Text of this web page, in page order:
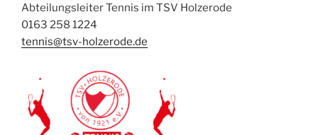
Abteilungsleiter Tennis im TSV Holzerode
0163 258 1224
tennis@tsv-holzerode.de